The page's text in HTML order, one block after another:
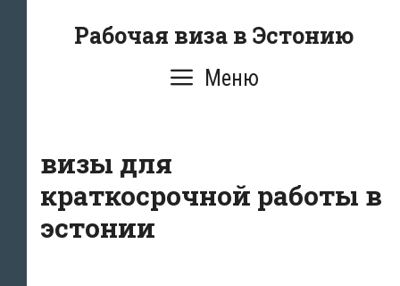
Рабочая виза в Эстонию
Меню
визы для
краткосрочной работы в
эстонии